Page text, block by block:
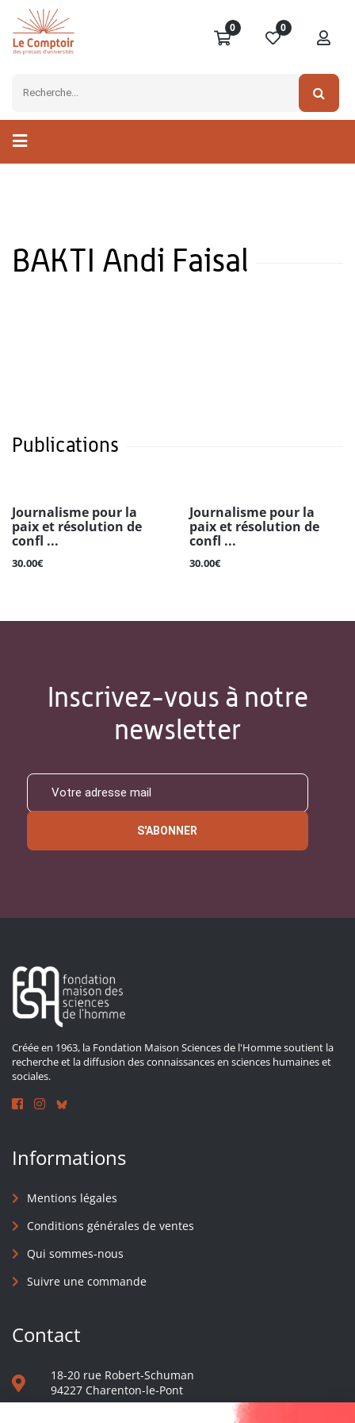
0 0
BAKTI Andi Faisal
Publications
Journalisme pour la
paix et résolution de
confl ...
30.00€
Journalisme pour la
paix et résolution de
confl ...
30.00€
Inscrivez-vous à notre
newsletter
S'ABONNER
Créée en 1963, la Fondation Maison Sciences de l'Homme soutient la
recherche et la diffusion des connaissances en sciences humaines et
sociales.
Informations
Mentions légales
Conditions générales de ventes
Qui sommes-nous
Suivre une commande
Contact
18-20 rue Robert-Schuman
94227 Charenton-le-Pont